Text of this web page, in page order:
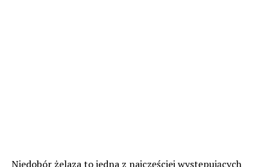
Niedobór żelaza to jedna z najczęściej występujących